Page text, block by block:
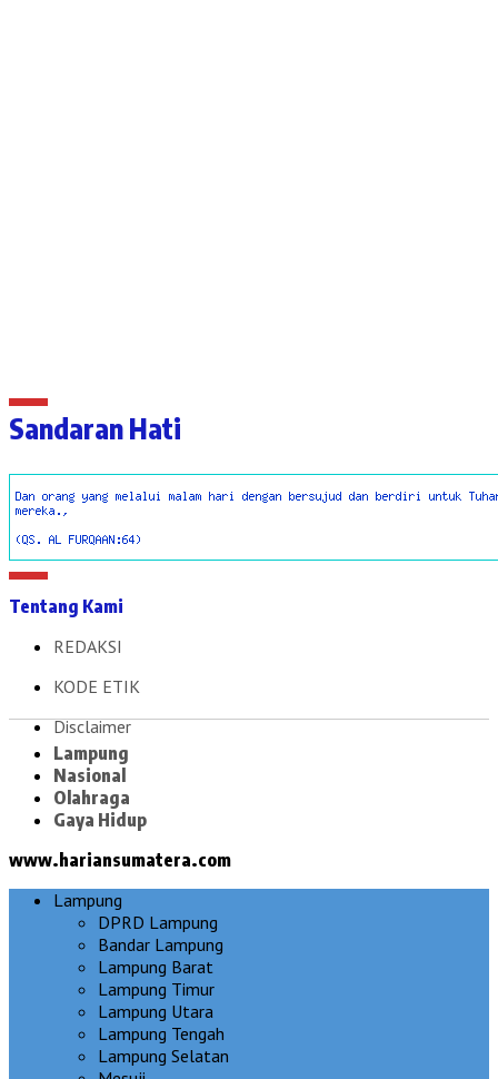
Sandaran Hati
Tentang Kami
REDAKSI
KODE ETIK
Disclaimer
Lampung
Nasional
Olahraga
Gaya Hidup
www.hariansumatera.com
Lampung
DPRD Lampung
Bandar Lampung
Lampung Barat
Lampung Timur
Lampung Utara
Lampung Tengah
Lampung Selatan